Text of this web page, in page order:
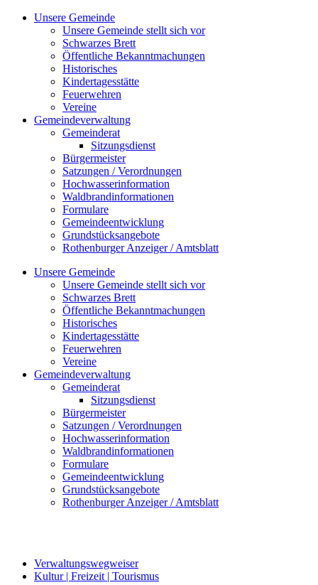
Zum
Unsere Gemeinde
Unsere Gemeinde stellt sich vor
Schwarzes Brett
Öffentliche Bekanntmachungen
Historisches
Kindertagesstätte
Feuerwehren
Vereine
Gemeindeverwaltung
Gemeinderat
Sitzungsdienst
Bürgermeister
Satzungen / Verordnungen
Hochwasserinformation
Waldbrandinformationen
Formulare
Gemeindeentwicklung
Grundstücksangebote
Rothenburger Anzeiger / Amtsblatt
Unsere Gemeinde
Unsere Gemeinde stellt sich vor
Schwarzes Brett
Öffentliche Bekanntmachungen
Historisches
Kindertagesstätte
Feuerwehren
Vereine
Gemeindeverwaltung
Gemeinderat
Sitzungsdienst
Bürgermeister
Satzungen / Verordnungen
Hochwasserinformation
Waldbrandinformationen
Formulare
Gemeindeentwicklung
Grundstücksangebote
Rothenburger Anzeiger / Amtsblatt
Verwaltungswegweiser
Kultur | Freizeit | Tourismus